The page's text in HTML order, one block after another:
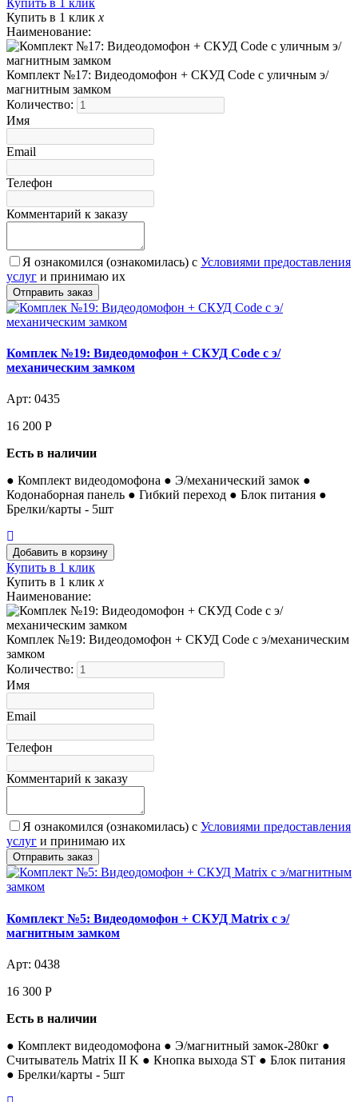
Купить в 1 клик x
Наименование:
Комплект №17: Видеодомофон + СКУД Code с уличным э/
магнитным замком
Количество:
Имя
Email
Телефон
Комментарий к заказу
Я ознакомился (ознакомилась) с Условиями предоставления
услуг и принимаю их
Комплек №19: Видеодомофон + СКУД Code с э/
механическим замком
Арт: 0435
16 200 Р
Есть в наличии
● Комплект видеодомофона ● Э/механический замок ●
Кодонаборная панель ● Гибкий переход ● Блок питания ●
Брелки/карты - 5шт
Купить в 1 клик
Купить в 1 клик x
Наименование:
Комплек №19: Видеодомофон + СКУД Code с э/механическим
замком
Количество:
Имя
Email
Телефон
Комментарий к заказу
Я ознакомился (ознакомилась) с Условиями предоставления
услуг и принимаю их
Комплект №5: Видеодомофон + СКУД Matrix с э/
магнитным замком
Арт: 0438
16 300 Р
Есть в наличии
● Комплект видеодомофона ● Э/магнитный замок-280кг ●
Считыватель Matrix II K ● Кнопка выхода ST ● Блок питания
● Брелки/карты - 5шт